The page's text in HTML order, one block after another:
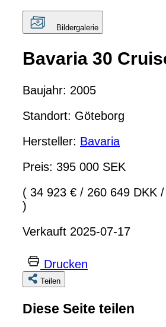
Bildergalerie
Bavaria 30
Baujahr: 2005
Standort: Göteborg
Hersteller: Bavaria
Preis: 395 000 SEK
( 34 923 € / 260 649 DKK /
)
Verkauft 2025-07-17
Drucken
Teilen
Diese Seite teilen